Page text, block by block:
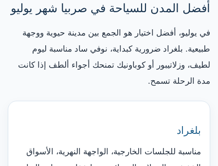
أفضل المدن للسياحة في صربيا شهر يوليو
في يوليو، أفضل اختيار هو الجمع بين مدينة حيوية ووجهة
طبيعية. بلغراد ضرورية كبداية، نوفي ساد مناسبة ليوم
لطيف، وزلاتيبور أو كوباونيك تمنحك أجواء ألطف إذا كانت
مدة الرحلة تسمح.
بلغراد
مناسبة للجلسات الخارجية، الواجهة النهرية، الأسواق